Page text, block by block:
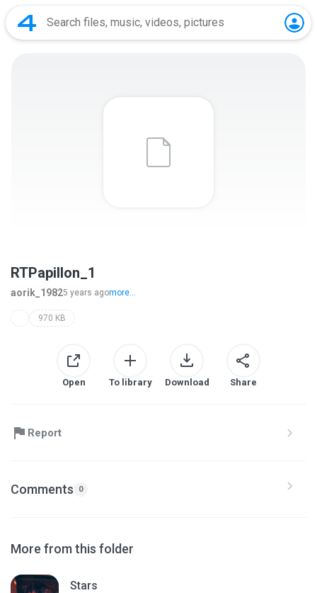
RTPapillon_1
aorik_19825 years agomore...
970 KB
Open To library Download Share
Report
Comments 0
More from this folder
Stars